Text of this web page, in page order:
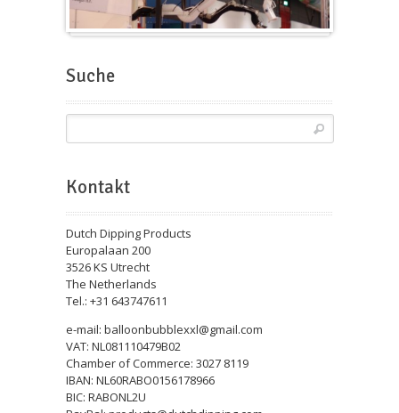
Suche
Kontakt
Dutch Dipping Products
Europalaan 200
3526 KS Utrecht
The Netherlands
Tel.: +31 643747611
e-mail: balloonbubblexxl@gmail.com
VAT: NL081110479B02
Chamber of Commerce: 3027 8119
IBAN: NL60RABO0156178966
BIC: RABONL2U